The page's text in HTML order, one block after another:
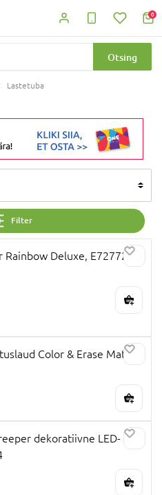
0
Otsing
Lastetuba
Filter
Rainbow Deluxe, E72772
Color & Erase Mat,
dekoratiivne LED-